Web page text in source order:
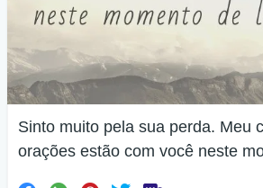
Sinto muito pela sua perda. Meu
orações estão com você neste